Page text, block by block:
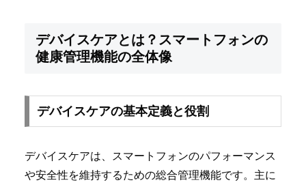
デバイスケアとは？スマートフォンの
健康管理機能の全体像
デバイスケアの基本定義と役割
デバイスケアは、スマートフォンのパフォーマンス
や安全性を維持するための総合管理機能です。主に